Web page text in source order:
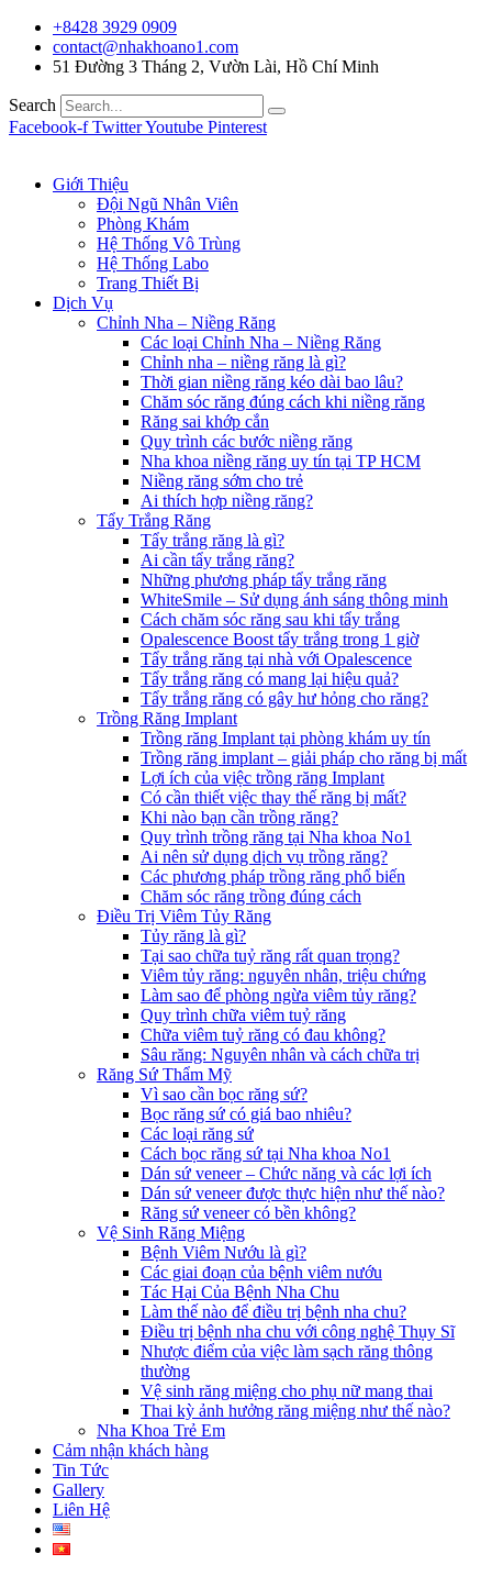
+8428 3929 0909
contact@nhakhoano1.com
51 Đường 3 Tháng 2, Vườn Lài, Hồ Chí Minh
Search
Facebook-f TwitterYoutube Pinterest
Giới Thiệu
Đội Ngũ Nhân Viên
Phòng Khám
Hệ Thống Vô Trùng
Hệ Thống Labo
Trang Thiết Bị
Dịch Vụ
Chỉnh Nha – Niềng Răng
Các loại Chỉnh Nha – Niềng Răng
Chỉnh nha – niềng răng là gì?
Thời gian niềng răng kéo dài bao lâu?
Chăm sóc răng đúng cách khi niềng răng
Răng sai khớp cắn
Quy trình các bước niềng răng
Nha khoa niềng răng uy tín tại TP HCM
Niềng răng sớm cho trẻ
Ai thích hợp niềng răng?
Tẩy Trắng Răng
Tẩy trắng răng là gì?
Ai cần tẩy trắng răng?
Những phương pháp tẩy trắng răng
WhiteSmile – Sử dụng ánh sáng thông minh
Cách chăm sóc răng sau khi tẩy trắng
Opalescence Boost tẩy trắng trong 1 giờ
Tẩy trắng răng tại nhà với Opalescence
Tẩy trắng răng có mang lại hiệu quả?
Tẩy trắng răng có gây hư hỏng cho răng?
Trồng Răng Implant
Trồng răng Implant tại phòng khám uy tín
Trồng răng implant – giải pháp cho răng bị mất
Lợi ích của việc trồng răng Implant
Có cần thiết việc thay thế răng bị mất?
Khi nào bạn cần trồng răng?
Quy trình trồng răng tại Nha khoa No1
Ai nên sử dụng dịch vụ trồng răng?
Các phương pháp trồng răng phổ biến
Chăm sóc răng trồng đúng cách
Điều Trị Viêm Tủy Răng
Tủy răng là gì?
Tại sao chữa tuỷ răng rất quan trọng?
Viêm tủy răng: nguyên nhân, triệu chứng
Làm sao để phòng ngừa viêm tủy răng?
Quy trình chữa viêm tuỷ răng
Chữa viêm tuỷ răng có đau không?
Sâu răng: Nguyên nhân và cách chữa trị
Răng Sứ Thẩm Mỹ
Vì sao cần bọc răng sứ?
Bọc răng sứ có giá bao nhiêu?
Các loại răng sứ
Cách bọc răng sứ tại Nha khoa No1
Dán sứ veneer – Chức năng và các lợi ích
Dán sứ veneer được thực hiện như thế nào?
Răng sứ veneer có bền không?
Vệ Sinh Răng Miệng
Bệnh Viêm Nướu là gì?
Các giai đoạn của bệnh viêm nướu
Tác Hại Của Bệnh Nha Chu
Làm thế nào để điều trị bệnh nha chu?
Điều trị bệnh nha chu với công nghệ Thụy Sĩ
Nhược điểm của việc làm sạch răng thông
thường
Vệ sinh răng miệng cho phụ nữ mang thai
Thai kỳ ảnh hưởng răng miệng như thế nào?
Nha Khoa Trẻ Em
Cảm nhận khách hàng
Tin Tức
Gallery
Liên Hệ